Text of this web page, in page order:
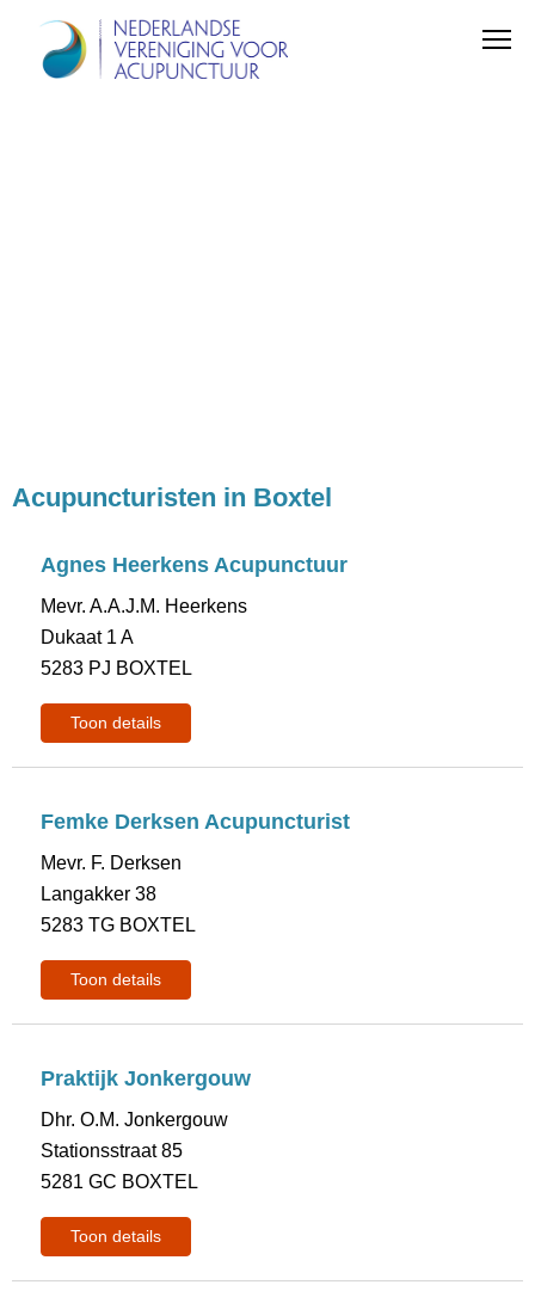
Acupuncturisten in Boxtel
Agnes Heerkens Acupunctuur
Mevr. A.A.J.M. Heerkens
Dukaat 1 A
5283 PJ BOXTEL
Toon details
Femke Derksen Acupuncturist
Mevr. F. Derksen
Langakker 38
5283 TG BOXTEL
Toon details
Praktijk Jonkergouw
Dhr. O.M. Jonkergouw
Stationsstraat 85
5281 GC BOXTEL
Toon details